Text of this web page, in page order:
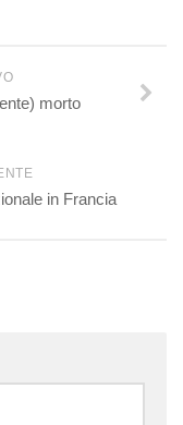
morto
in Francia